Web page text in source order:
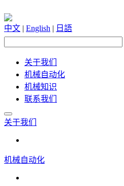
中文 | English | 日語
关于我们
机械自动化
机械知识
联系我们
关于我们
机械自动化